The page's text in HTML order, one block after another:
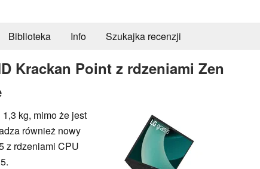
Biblioteka Info Szukajka recenzji
Krackan Point z rdzeniami Zen
kg, mimo że jest
również nowy
z rdzeniami CPU